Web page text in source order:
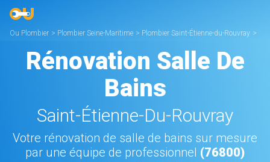
Ou Plombier > Plombier Seine-Maritime > Plombier Saint-Étienne-du-Rouvray >
Rénovation Salle De
Bains
Saint-Étienne-Du-Rouvray
Votre rénovation de salle de bains sur mesure
par une équipe de professionnel (76800)